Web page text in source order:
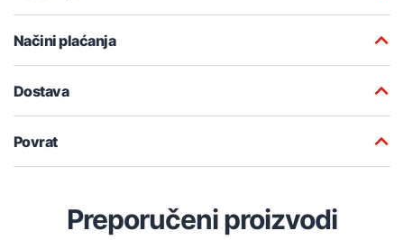
Načini plaćanja
Dostava
Povrat
Preporučeni proizvodi